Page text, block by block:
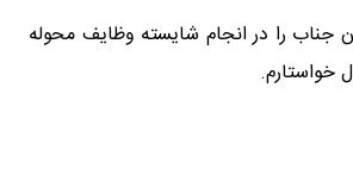
جناب را در انجام شایسته وظایف محوله
خواستارم.